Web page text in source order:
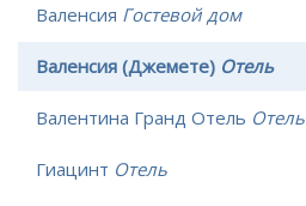
Валенсия Гостевой дом
Валенсия (Джемете) Отель
Валентина Гранд Отель Отель
Гиацинт Отель